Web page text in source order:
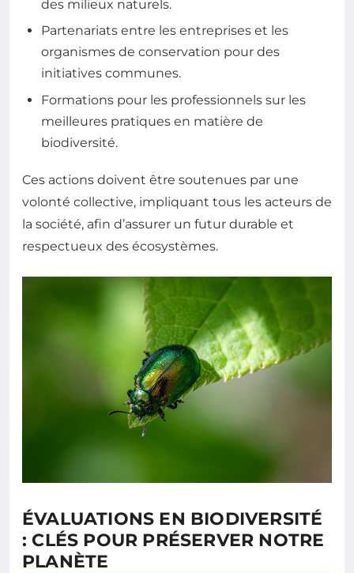
des milieux naturels.
Partenariats entre les entreprises et les
organismes de conservation pour des
initiatives communes.
Formations pour les professionnels sur les
meilleures pratiques en matière de
biodiversité.
Ces actions doivent être soutenues par une
volonté collective, impliquant tous les acteurs de
la société, afin d’assurer un futur durable et
respectueux des écosystèmes.
ÉVALUATIONS EN BIODIVERSITÉ
: CLÉS POUR PRÉSERVER NOTRE
PLANÈTE